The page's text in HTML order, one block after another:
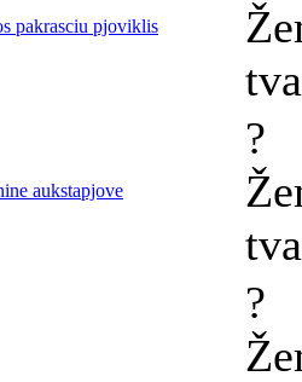
pakrasciu pjoviklis
aukstapjove
?
?